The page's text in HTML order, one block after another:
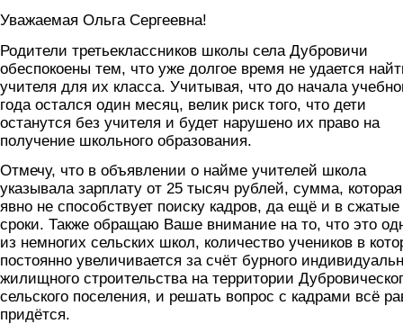
Уважаемая Ольга Сергеевна!
Родители третьеклассников школы села Дубровичи
обеспокоены тем, что уже долгое время не удается
учителя для их класса. Учитывая, что до начала
года остался один месяц, велик риск того, что дети
останутся без учителя и будет нарушено их право на
получение школьного образования.
Отмечу, что в объявлении о найме учителей школа
указывала зарплату от 25 тысяч рублей, сумма, которая
явно не способствует поиску кадров, да ещё и в сжатые
сроки. Также обращаю Ваше внимание на то, что это
из немногих сельских школ, количество учеников в
постоянно увеличивается за счёт бурного
жилищного строительства на территории
сельского поселения, и решать вопрос с кадрами всё
придётся.